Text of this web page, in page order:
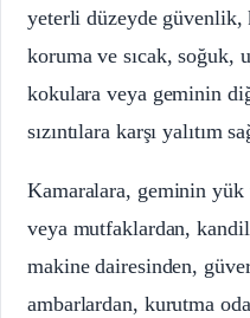
yeterli düzeyde güvenlik,
koruma ve sıcak, soğuk,
kokulara veya geminin
sızıntılara karşı yalıtım
Kamaralara, geminin
veya mutfaklardan,
makine dairesinden,
ambarlardan, kurutma